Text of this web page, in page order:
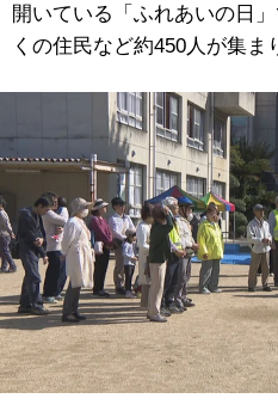
開いている「ふれあいの日
くの住民など約450人が集ま